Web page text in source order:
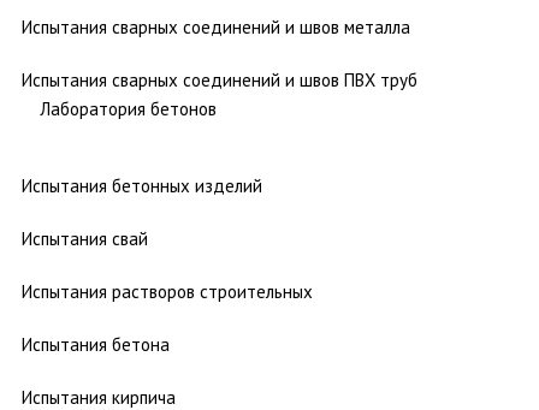
Испытания сварных соединений и швов металла
Испытания сварных соединений и швов ПВХ труб
Лаборатория бетонов
Испытания бетонных изделий
Испытания свай
Испытания растворов строительных
Испытания бетона
Испытания кирпича